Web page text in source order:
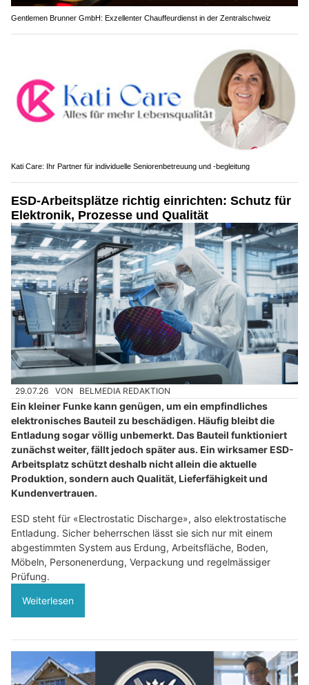
Gentlemen Brunner GmbH: Exzellenter Chauffeurdienst in der Zentralschweiz
Kati Care: Ihr Partner für individuelle Seniorenbetreuung und -begleitung
ESD-Arbeitsplätze richtig einrichten: Schutz für
Elektronik, Prozesse und Qualität
29.07.26 VON BELMEDIA REDAKTION
Ein kleiner Funke kann genügen, um ein empfindliches
elektronisches Bauteil zu beschädigen. Häufig bleibt die
Entladung sogar völlig unbemerkt. Das Bauteil funktioniert
zunächst weiter, fällt jedoch später aus. Ein wirksamer ESD-
Arbeitsplatz schützt deshalb nicht allein die aktuelle
Produktion, sondern auch Qualität, Lieferfähigkeit und
Kundenvertrauen.
ESD steht für «Electrostatic Discharge», also elektrostatische
Entladung. Sicher beherrschen lässt sie sich nur mit einem
abgestimmten System aus Erdung, Arbeitsfläche, Boden,
Möbeln, Personenerdung, Verpackung und regelmässiger
Prüfung.
Weiterlesen